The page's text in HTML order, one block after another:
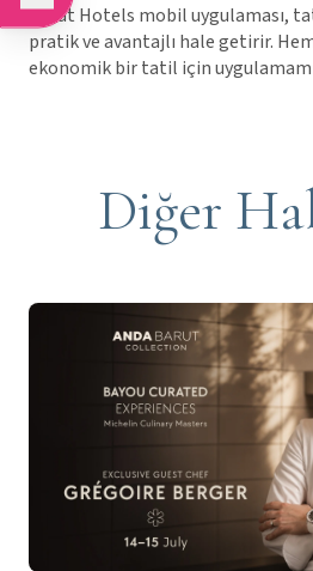
Barut Hotels mobil uygulaması,
pratik ve avantajlı hale getirir.
ekonomik bir tatil için
Diğer